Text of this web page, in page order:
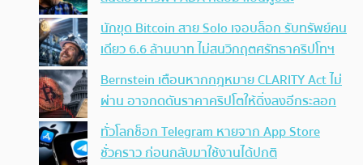
นักขุด Bitcoin สาย Solo เจอบล็อก รับทรัพย์คน
เดียว 6.6 ล้านบาท ไม่สนวิกฤตศรัทธาคริปโทฯ
Bernstein เตือนหากกฎหมาย CLARITY Act ไม่
ผ่าน อาจกดดันราคาคริปโตให้ดิ่งลงอีกระลอก
ทั่วโลกช็อก Telegram หายจาก App Store
ชั่วคราว ก่อนกลับมาใช้งานได้ปกติ